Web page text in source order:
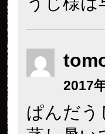
2017
ぱんだう